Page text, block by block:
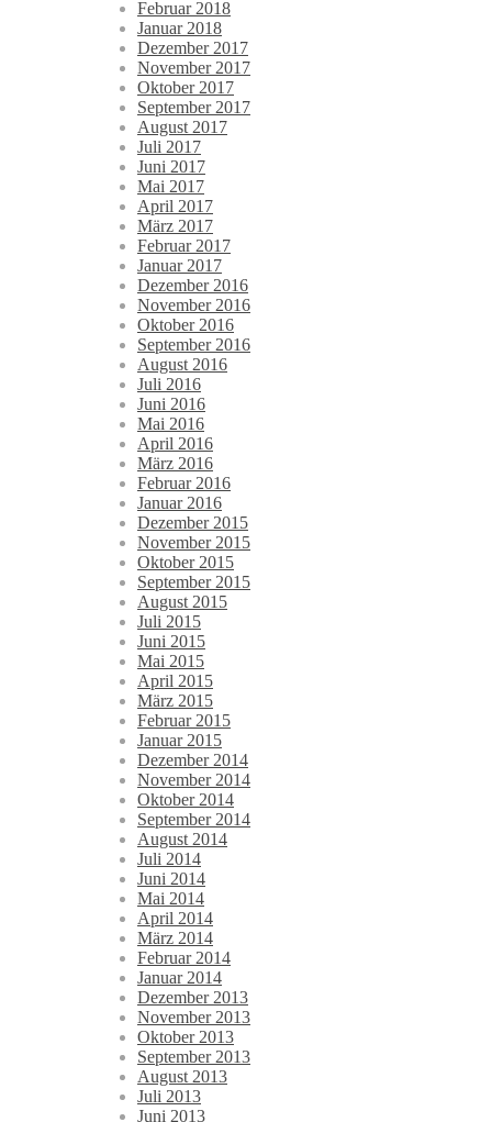
Februar 2018
Januar 2018
Dezember 2017
November 2017
Oktober 2017
September 2017
August 2017
Juli 2017
Juni 2017
Mai 2017
April 2017
März 2017
Februar 2017
Januar 2017
Dezember 2016
November 2016
Oktober 2016
September 2016
August 2016
Juli 2016
Juni 2016
Mai 2016
April 2016
März 2016
Februar 2016
Januar 2016
Dezember 2015
November 2015
Oktober 2015
September 2015
August 2015
Juli 2015
Juni 2015
Mai 2015
April 2015
März 2015
Februar 2015
Januar 2015
Dezember 2014
November 2014
Oktober 2014
September 2014
August 2014
Juli 2014
Juni 2014
Mai 2014
April 2014
März 2014
Februar 2014
Januar 2014
Dezember 2013
November 2013
Oktober 2013
September 2013
August 2013
Juli 2013
Juni 2013